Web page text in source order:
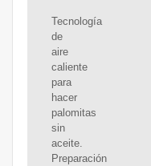
Tecnología
de
aire
caliente
para
hacer
palomitas
sin
aceite.
Preparación